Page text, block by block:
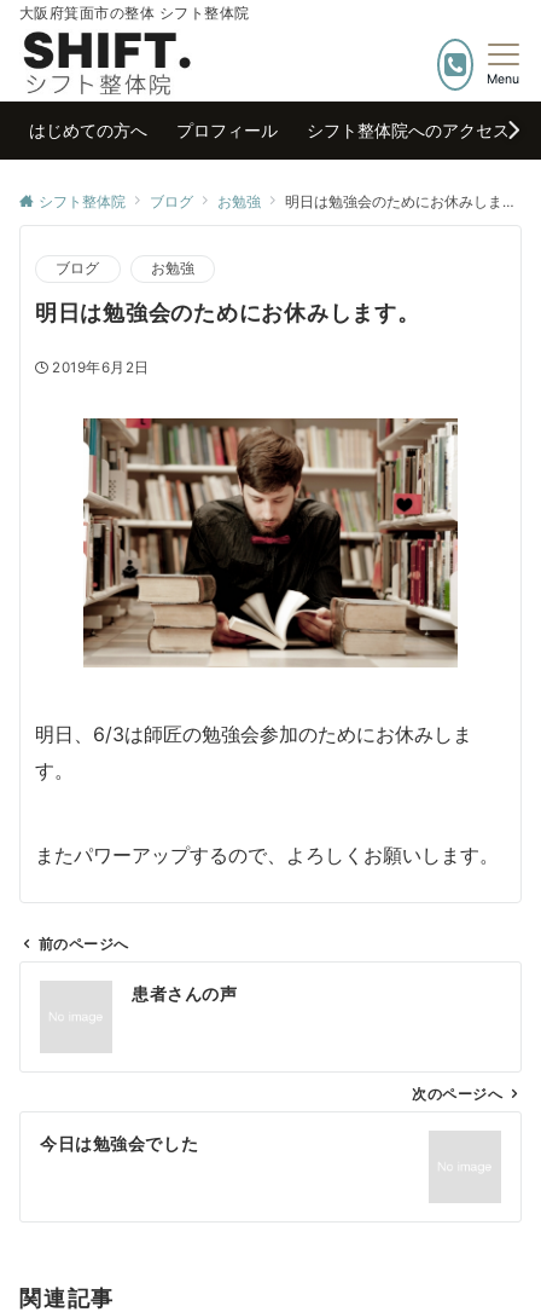
大阪府箕面市の整体 シフト整体院
Menu
はじめての方へ プロフィール シフト整体院へのアクセス
シフト整体院 ブログ お勉強 明日は勉強会のためにお休みします。
ブログ お勉強
明日は勉強会のためにお休みします。
2019年6月2日
明日、6/3は師匠の勉強会参加のためにお休みしま
す。
またパワーアップするので、よろしくお願いします。
ン
前のページへ
患者さんの声
次のページへ
今日は勉強会でした
関連記事